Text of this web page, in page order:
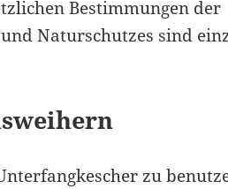
Bestimmungen der
Naturschutzes sind
zu